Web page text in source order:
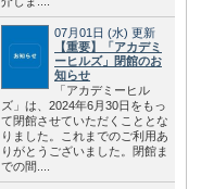
07月01日 (水) 更新
【重要】「アカデミ
ーヒルズ」閉館のお
知らせ
「アカデミーヒル
ズ」は、2024年6月30日をもっ
て閉館させていただくこととな
りました。これまでのご利用あ
りがとうございました。閉館ま
での間....